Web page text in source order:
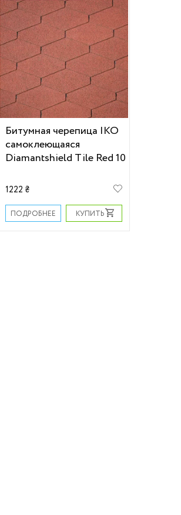
Битумная черепица IKO
самоклеющаяся
Diamantshield Tile Red 10
1222 ₴
ПОДРОБНЕЕ КУПИТЬ